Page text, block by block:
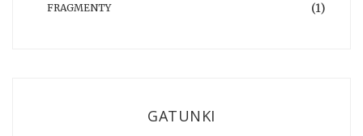
FRAGMENTY (1)
GATUNKI